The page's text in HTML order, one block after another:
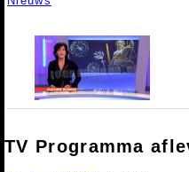
TV Programma